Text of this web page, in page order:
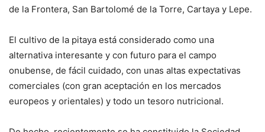
de la Frontera, San Bartolomé de la Torre, Cartaya y Lepe.
El cultivo de la pitaya está considerado como una
alternativa interesante y con futuro para el campo
onubense, de fácil cuidado, con unas altas expectativas
comerciales (con gran aceptación en los mercados
europeos y orientales) y todo un tesoro nutricional.